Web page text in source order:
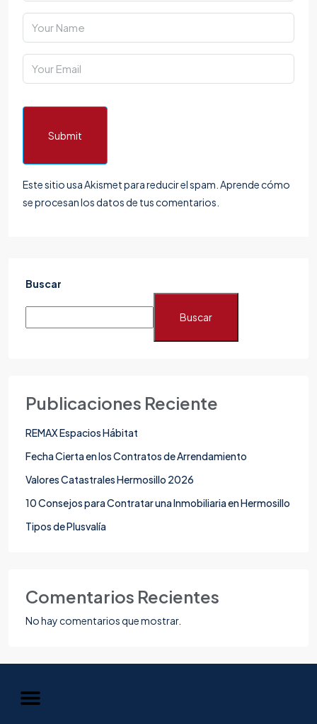
Submit
Este sitio usa Akismet para reducir el spam. Aprende cómo
se procesan los datos de tus comentarios.
Buscar
Buscar
Publicaciones Reciente
REMAX Espacios Hábitat
Fecha Cierta en los Contratos de Arrendamiento
Valores Catastrales Hermosillo 2026
10 Consejos para Contratar una Inmobiliaria en Hermosillo
Tipos de Plusvalía
Comentarios Recientes
No hay comentarios que mostrar.